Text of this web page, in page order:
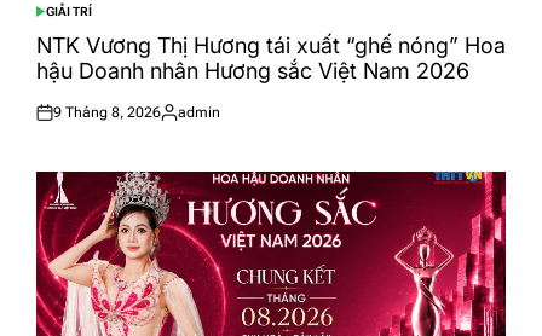
POSTED
IN
GIẢI TRÍ
NTK Vương Thị Hương tái xuất “ghế nóng” Hoa
hậu Doanh nhân Hương sắc Việt Nam 2026
Posted
9 Tháng 8, 2026
Posted
admin